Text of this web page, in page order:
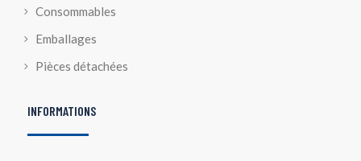
Consommables
Emballages
Pièces détachées
INFORMATIONS